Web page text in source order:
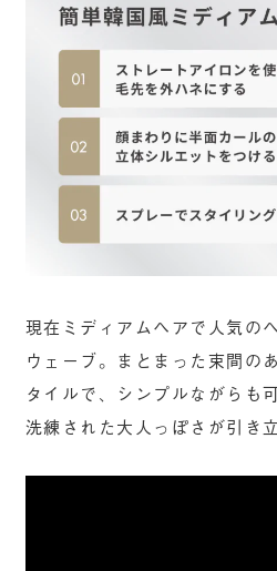
現在ミディアムヘアで人気の
ウェーブ。まとまった束間の
タイルで、シンプルながらも
洗練された大人っぽさが引き